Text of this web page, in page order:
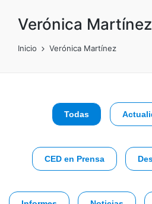
Verónica Martínez
Inicio Verónica Martínez
Todas
CED en Prensa